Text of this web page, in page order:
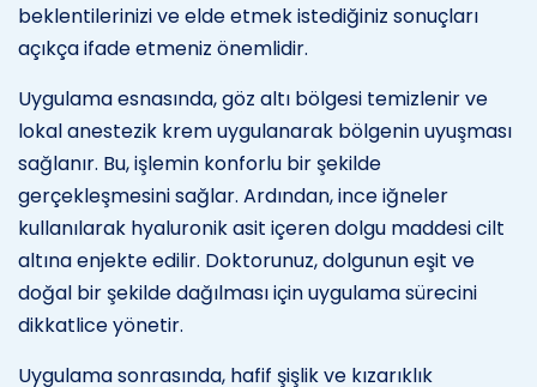
beklentilerinizi ve elde etmek istediğiniz sonuçları
açıkça ifade etmeniz önemlidir.
Uygulama esnasında, göz altı bölgesi temizlenir ve
lokal anestezik krem uygulanarak bölgenin uyuşması
sağlanır. Bu, işlemin konforlu bir şekilde
gerçekleşmesini sağlar. Ardından, ince iğneler
kullanılarak hyaluronik asit içeren dolgu maddesi cilt
altına enjekte edilir. Doktorunuz, dolgunun eşit ve
doğal bir şekilde dağılması için uygulama sürecini
dikkatlice yönetir.
Uygulama sonrasında, hafif şişlik ve kızarıklık